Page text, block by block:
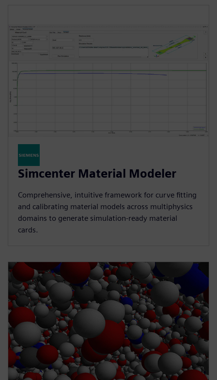
Simcenter Material Modeler
Comprehensive, intuitive framework for curve fitting
and calibrating material models across multiphysics
domains to generate simulation-ready material
cards.